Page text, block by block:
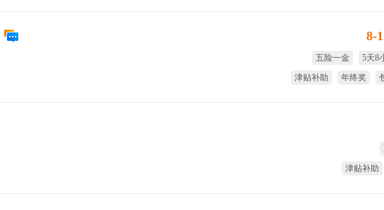
8-
五险一金
5天8
津贴补助
年终奖
津贴补助